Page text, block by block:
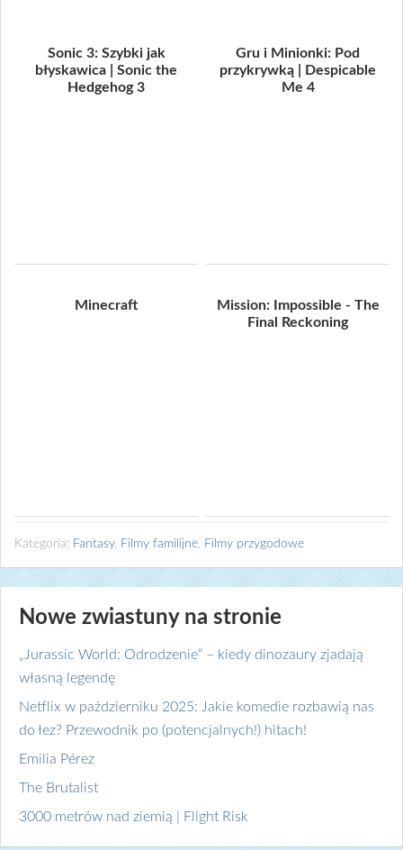
Sonic 3: Szybki jak
błyskawica | Sonic the
Hedgehog 3
Gru i Minionki: Pod
przykrywką | Despicable
Me 4
Minecraft
Mission: Impossible - The
Final Reckoning
Kategoria: Fantasy, Filmy familijne, Filmy przygodowe
Nowe zwiastuny na stronie
„Jurassic World: Odrodzenie” – kiedy dinozaury zjadają
własną legendę
Netflix w październiku 2025: Jakie komedie rozbawią nas
do łez? Przewodnik po (potencjalnych!) hitach!
Emilia Pérez
The Brutalist
3000 metrów nad ziemią | Flight Risk